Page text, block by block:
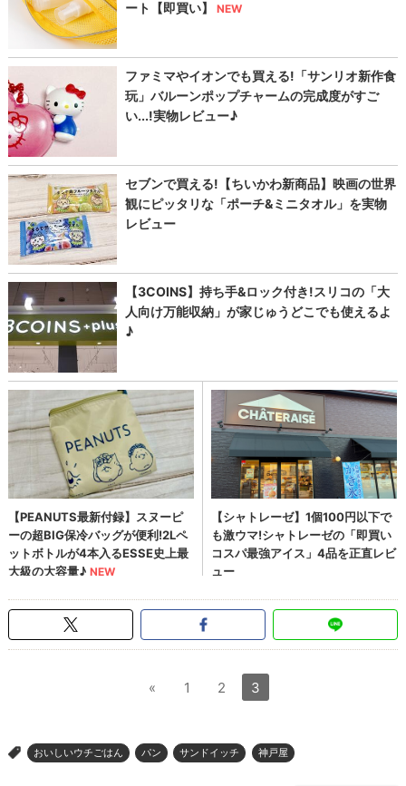
« 1 2 3
> おいしいウチごはん パン サンドイッチ 神戸屋